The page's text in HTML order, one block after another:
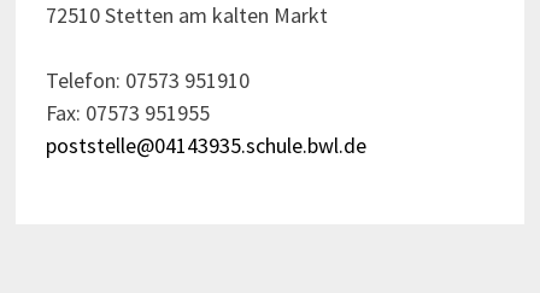
72510 Stetten am kalten Markt
Telefon: 07573 951910
Fax: 07573 951955
poststelle@04143935.schule.bwl.de